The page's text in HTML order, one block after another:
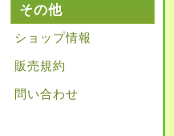
その他
ショップ情報
販売規約
問い合わせ